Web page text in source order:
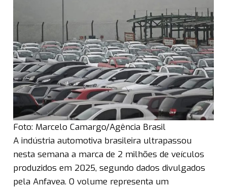
Foto: Marcelo Camargo/Agência Brasil
A indústria automotiva brasileira ultrapassou
nesta semana a marca de 2 milhões de veículos
produzidos em 2025, segundo dados divulgados
pela Anfavea. O volume representa um